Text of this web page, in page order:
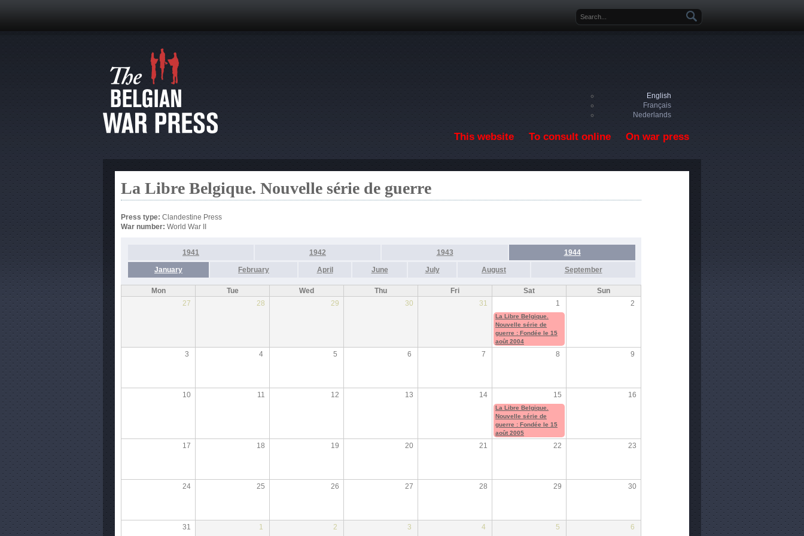
Search form
English
Français
Nederlands
This website To consult online On war press
La Libre Belgique. Nouvelle série de guerre
Press type: Clandestine Press
War number: World War II
1941 1942 1943 1944
January February April June July August September
Mon Tue Wed Thu Fri Sat
Sun
27
28 29 30 31 1 2
La Libre Belgique.
Nouvelle série de
guerre : Fondée le 15
août 2004
3 4 5 6 7 8 9
10 11 12 13 14 15 16
La Libre Belgique.
Nouvelle série de
guerre : Fondée le 15
août 2005
17 18 19 20 21 22 23
24 25 26 27 28 29 30
31 1 2 3 4 5 6